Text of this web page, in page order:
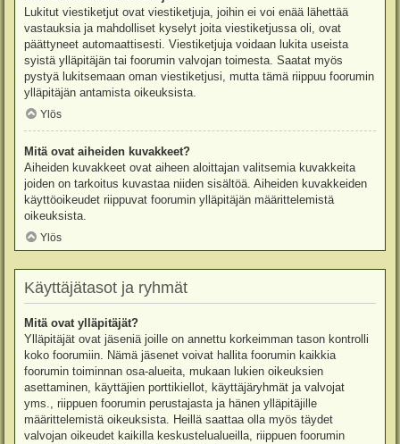
Lukitut viestiketjut ovat viestiketjuja, joihin ei voi enää lähettää
vastauksia ja mahdolliset kyselyt joita viestiketjussa oli, ovat
päättyneet automaattisesti. Viestiketjuja voidaan lukita useista
syistä ylläpitäjän tai foorumin valvojan toimesta. Saatat myös
pystyä lukitsemaan oman viestiketjusi, mutta tämä riippuu foorumin
ylläpitäjän antamista oikeuksista.
Ylös
Mitä ovat aiheiden kuvakkeet?
Aiheiden kuvakkeet ovat aiheen aloittajan valitsemia kuvakkeita
joiden on tarkoitus kuvastaa niiden sisältöä. Aiheiden kuvakkeiden
käyttöoikeudet riippuvat foorumin ylläpitäjän määrittelemistä
oikeuksista.
Ylös
Käyttäjätasot ja ryhmät
Mitä ovat ylläpitäjät?
Ylläpitäjät ovat jäseniä joille on annettu korkeimman tason kontrolli
koko foorumiin. Nämä jäsenet voivat hallita foorumin kaikkia
foorumin toiminnan osa-alueita, mukaan lukien oikeuksien
asettaminen, käyttäjien porttikiellot, käyttäjäryhmät ja valvojat
yms., riippuen foorumin perustajasta ja hänen ylläpitäjille
määrittelemistä oikeuksista. Heillä saattaa olla myös täydet
valvojan oikeudet kaikilla keskustelualueilla, riippuen foorumin